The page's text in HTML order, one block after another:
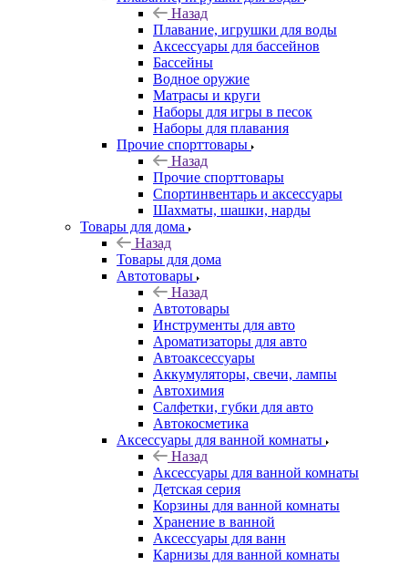
Назад
Плавание, игрушки для воды
Аксессуары для бассейнов
Бассейны
Водное оружие
Матрасы и круги
Наборы для игры в песок
Наборы для плавания
Прочие спорттовары
Назад
Прочие спорттовары
Спортинвентарь и аксессуары
Шахматы, шашки, нарды
Товары для дома
Назад
Товары для дома
Автотовары
Назад
Автотовары
Инструменты для авто
Ароматизаторы для авто
Автоаксессуары
Аккумуляторы, свечи, лампы
Автохимия
Салфетки, губки для авто
Автокосметика
Аксессуары для ванной комнаты
Назад
Аксессуары для ванной комнаты
Детская серия
Корзины для ванной комнаты
Хранение в ванной
Аксессуары для ванн
Карнизы для ванной комнаты